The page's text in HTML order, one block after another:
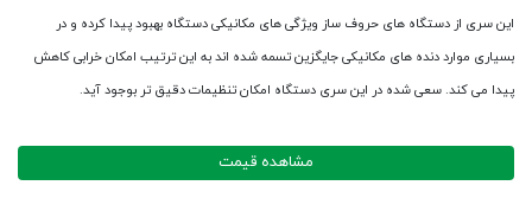
این سری از دستگاه های حروف ساز ویژگی های مکانیکی دستگاه بهبود پیدا کرده و در
بسیاری موارد دنده های مکانیکی جایگزین تسمه شده اند به این ترتیب امکان خرابی کاهش
پیدا می کند. سعی شده در این سری دستگاه امکان تنظیمات دقیق تر بوجود آید.
مشاهده قیمت